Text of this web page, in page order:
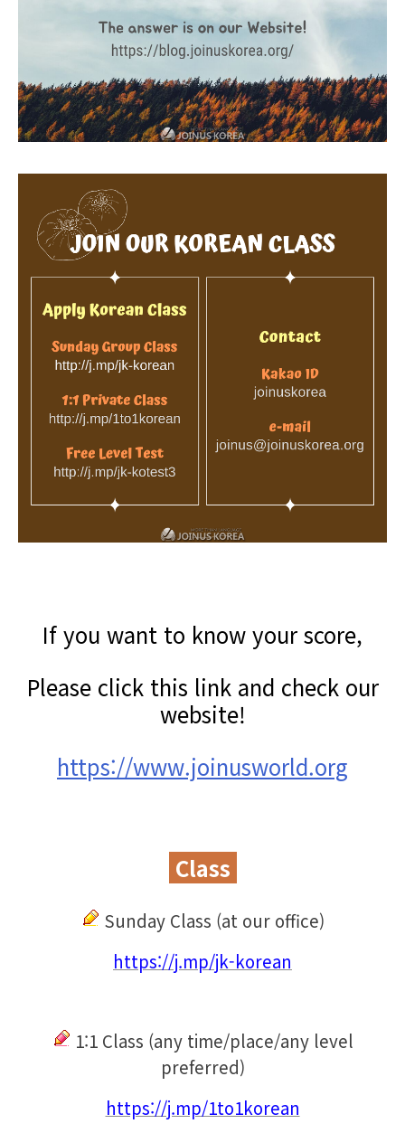
If you want to know your score,
Please click this link and check our
website!
https://www.joinusworld.org
Class
Sunday Class (at our office)
https://j.mp/jk-korean
1:1 Class (any time/place/any level
preferred)
https://j.mp/1to1korean